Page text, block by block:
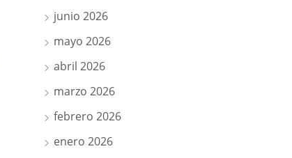
junio 2026
mayo 2026
abril 2026
marzo 2026
febrero 2026
enero 2026